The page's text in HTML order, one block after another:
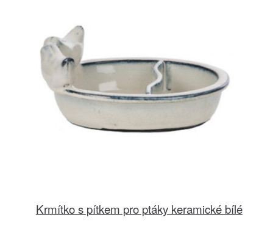
Krmítko s pítkem pro ptáky keramické bílé